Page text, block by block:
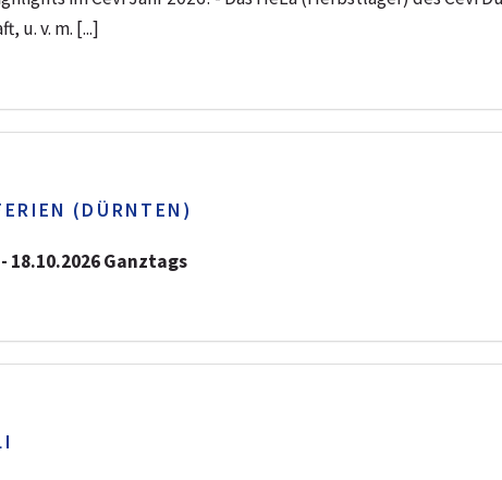
u. v. m. [...]
(DÜRNTEN)
18.10.2026 Ganztags